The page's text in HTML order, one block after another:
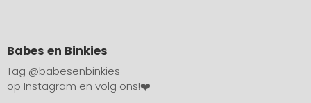
Babes en Binkies
Tag @babesenbinkies
op Instagram en volg ons!❤️